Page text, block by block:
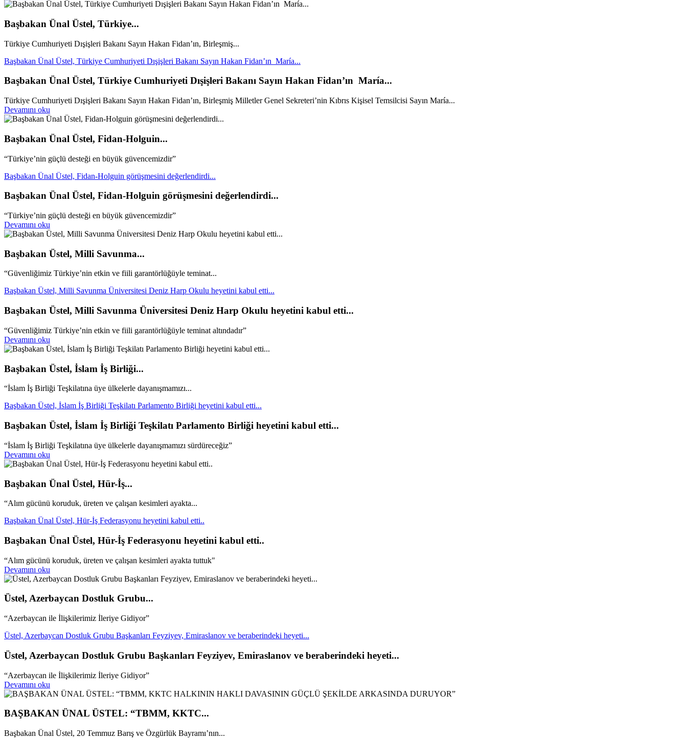
Başbakan Ünal Üstel, Türkiye...
Türkiye Cumhuriyeti Dışişleri Bakanı Sayın Hakan Fidan’ın, Birleşmiş...
Başbakan Ünal Üstel, Türkiye Cumhuriyeti Dışişleri Bakanı Sayın Hakan Fidan’ın María...
Başbakan Ünal Üstel, Türkiye Cumhuriyeti Dışişleri Bakanı Sayın Hakan Fidan’ın María...
Türkiye Cumhuriyeti Dışişleri Bakanı Sayın Hakan Fidan’ın, Birleşmiş Milletler Genel Sekreteri’nin Kıbrıs Kişisel Temsilcisi Sayın María...
Devamını oku
Başbakan Ünal Üstel, Fidan-Holguin...
“Türkiye’nin güçlü desteği en büyük güvencemizdir”
Başbakan Ünal Üstel, Fidan-Holguin görüşmesini değerlendirdi...
Başbakan Ünal Üstel, Fidan-Holguin görüşmesini değerlendirdi...
“Türkiye’nin güçlü desteği en büyük güvencemizdir”
Devamını oku
Başbakan Üstel, Milli Savunma...
“Güvenliğimiz Türkiye’nin etkin ve fiili garantörlüğüyle teminat...
Başbakan Üstel, Milli Savunma Üniversitesi Deniz Harp Okulu heyetini kabul etti...
Başbakan Üstel, Milli Savunma Üniversitesi Deniz Harp Okulu heyetini kabul etti...
“Güvenliğimiz Türkiye’nin etkin ve fiili garantörlüğüyle teminat altındadır”
Devamını oku
Başbakan Üstel, İslam İş Birliği...
“İslam İş Birliği Teşkilatına üye ülkelerle dayanışmamızı...
Başbakan Üstel, İslam İş Birliği Teşkilatı Parlamento Birliği heyetini kabul etti...
Başbakan Üstel, İslam İş Birliği Teşkilatı Parlamento Birliği heyetini kabul etti...
“İslam İş Birliği Teşkilatına üye ülkelerle dayanışmamızı sürdüreceğiz”
Devamını oku
Başbakan Ünal Üstel, Hür-İş...
“Alım gücünü koruduk, üreten ve çalışan kesimleri ayakta...
Başbakan Ünal Üstel, Hür-İş Federasyonu heyetini kabul etti..
Başbakan Ünal Üstel, Hür-İş Federasyonu heyetini kabul etti..
“Alım gücünü koruduk, üreten ve çalışan kesimleri ayakta tuttuk"
Devamını oku
Üstel, Azerbaycan Dostluk Grubu...
“Azerbaycan ile İlişkilerimiz İleriye Gidiyor”
Üstel, Azerbaycan Dostluk Grubu Başkanları Feyziyev, Emiraslanov ve beraberindeki heyeti...
Üstel, Azerbaycan Dostluk Grubu Başkanları Feyziyev, Emiraslanov ve beraberindeki heyeti...
“Azerbaycan ile İlişkilerimiz İleriye Gidiyor”
Devamını oku
BAŞBAKAN ÜNAL ÜSTEL: “TBMM, KKTC...
Başbakan Ünal Üstel, 20 Temmuz Barış ve Özgürlük Bayramı’nın...